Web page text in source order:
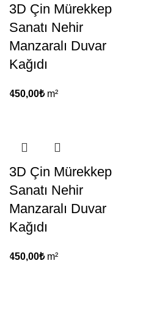
3D Çin Mürekkep
Sanatı Nehir
Manzaralı Duvar
Kağıdı
450,00₺m²
3D Çin Mürekkep
Sanatı Nehir
Manzaralı Duvar
Kağıdı
450,00₺m²